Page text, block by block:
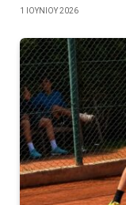
1 ΙΟΥΝΊΟΥ 2026